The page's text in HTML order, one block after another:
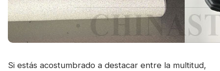
Si estás acostumbrado a destacar entre la multitud,